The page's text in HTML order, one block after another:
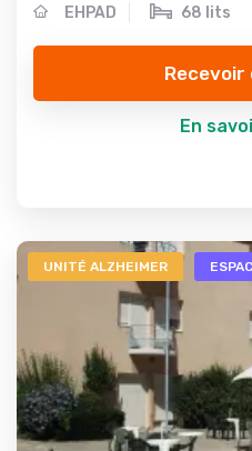
EHPAD 68 lits
Recevoir
En
UNITÉ ALZHEIMER